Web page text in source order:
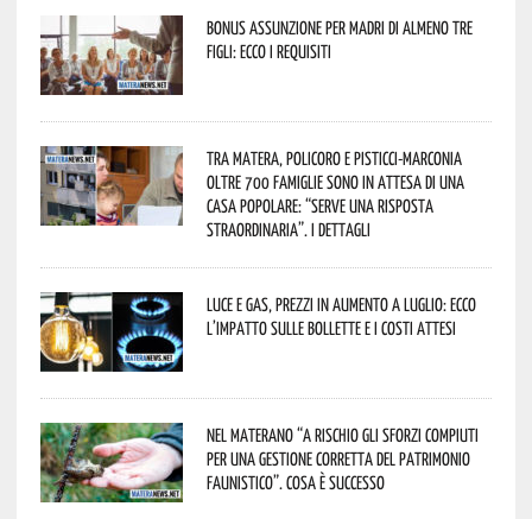
Bonus assunzione per madri di almeno tre
figli: ecco i requisiti
Tra Matera, Policoro e Pisticci-Marconia
oltre 700 famiglie sono in attesa di una
casa popolare: “serve una risposta
straordinaria”. I dettagli
Luce e gas, prezzi in aumento a luglio: ecco
l’impatto sulle bollette e i costi attesi
Nel materano “a rischio gli sforzi compiuti
per una gestione corretta del patrimonio
faunistico”. Cosa è successo